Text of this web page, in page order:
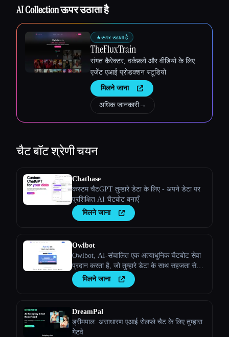
AI Collection ऊपर उठाता है
★ऊपर उठाता है
TheFluxTrain
संगत कैरेक्टर, वर्कफ़्लो और वीडियो के लिए
एजेंट एआई प्रोडक्शन स्टूडियो
मिलने जाना
अधिक जानकारी→
चैट बॉटश्रेणी चयन
Chatbase
कस्टम चैटGPT तुम्हारे डेटा के लिए - अपने डेटा पर
प्रशिक्षित AI चैटबोट बनाएँ
मिलने जाना
Owlbot
Owlbot, AI-संचालित एक अत्याधुनिक चैटबोट सेवा
प्रदान करता है, जो तुम्हारे डेटा के साथ सहजता से
इंटीग्रेट हो जाती है, ताकि तुम्हेंं, तुम्हारे ग्राहकों या
तुम्हारी टीम को तुरंत प्रतिसाद मिले।
मिलने जाना
DreamPal
ड्रीमपाल: असाधारण एआई रोलप्ले चैट के लिए तुम्हारा
गेटवे